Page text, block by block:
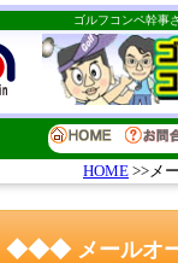
ゴルフコンペ幹事
HOME >>メ
◆◆◆ メールオ